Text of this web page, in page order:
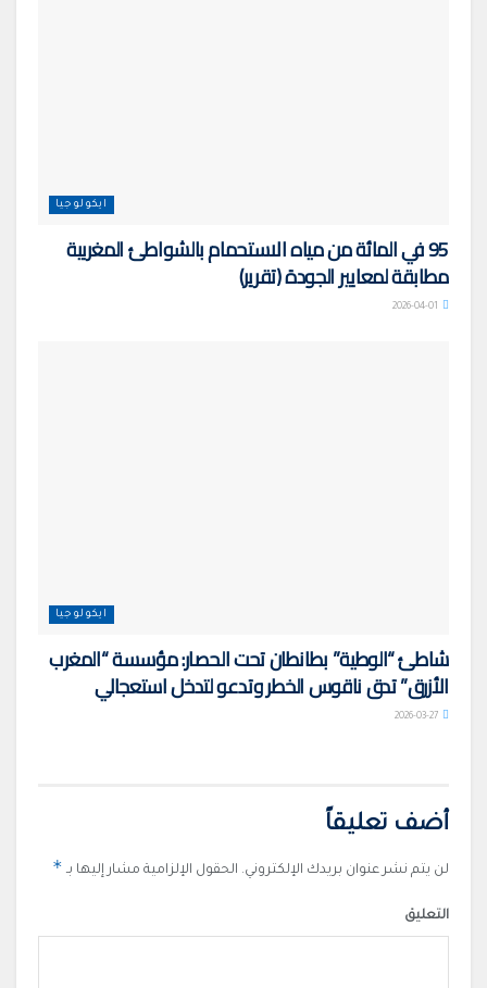
ايكولوجيا
95 في المائة من مياه الاستحمام بالشواطئ المغربية
مطابقة لمعايير الجودة (تقرير)
ايكولوجيا
شاطئ “الوطية” بطانطان تحت الحصار: مؤسسة “المغرب
الأزرق” تدق ناقوس الخطر وتدعو لتدخل استعجالي
أضف تعليقاً
لن يتم نشر عنوان بريدك الإلكتروني. الحقول الإلزامية مشار إليها بـ *
التعليق